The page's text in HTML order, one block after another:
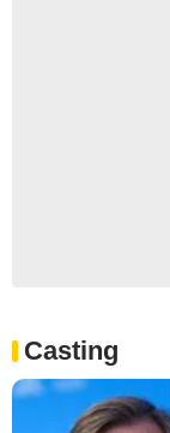
Casting